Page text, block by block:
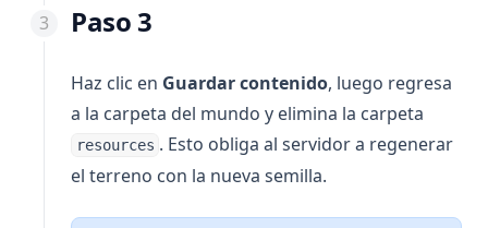
Paso 3
Haz clic en Guardar contenido, luego regresa
a la carpeta del mundo y elimina la carpeta
resources . Esto obliga al servidor a regenerar
el terreno con la nueva semilla.